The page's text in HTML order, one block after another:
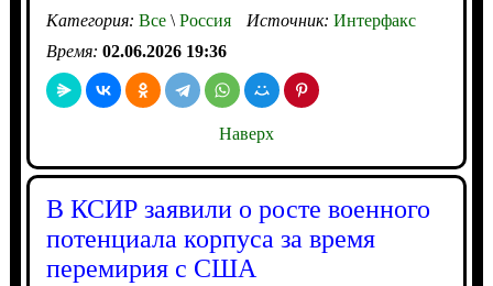
Категория: Все\Россия Источник: Интерфакс
Время: 02.06.2026 19:36
Наверх
В КСИР заявили о росте военного
потенциала корпуса за время
перемирия с США